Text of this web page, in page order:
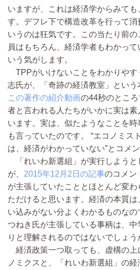
いますが、これは経済学からみて
す。デフレ下で構造改革を行って消
いうのは狂気です。この当たり前
員はもちろん、経済学者もわかっ
いう気がします。
TPPがいけないことをわかりやす
志氏が、「奇跡の経済教室」という
この著作の紹介動画の44秒のところ
者と言われる人たちがいかに実は素
います。実は、似たようなことを
も言っていたのです。 “エコノミス
は、経済がわかっていない”とコメ
「れいわ新選組」が実行しようと
が、 2015年12月2日の記事のコメン
が主張していたこととほとんど変
ただけると思います。経済の本質
い込みがない分よくわかるものな
つねき氏が主張している事柄は、
りと理解されるのではないでしょう
経済政策一つ取っても、虚構の上
ノミクスと、「れいわ新選組」の経